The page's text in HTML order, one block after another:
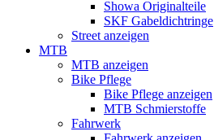
Showa Originalteile
SKF Gabeldichtringe
Street anzeigen
MTB
MTB anzeigen
Bike Pflege
Bike Pflege anzeigen
MTB Schmierstoffe
Fahrwerk